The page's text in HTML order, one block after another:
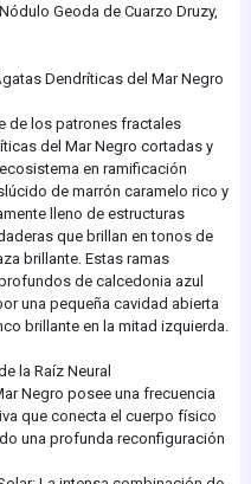
Geoda de Cuarzo Druzy,
Dendríticas del Mar Negro
de los patrones fractales
del Mar Negro cortadas y
en ramificación
de marrón caramelo rico y
lleno de estructuras
que brillan en tonos de
brillante. Estas ramas
de calcedonia azul
una pequeña cavidad abierta
brillante en la mitad izquierda.
la Raíz Neural
Negro posee una frecuencia
que conecta el cuerpo físico
una profunda reconfiguración